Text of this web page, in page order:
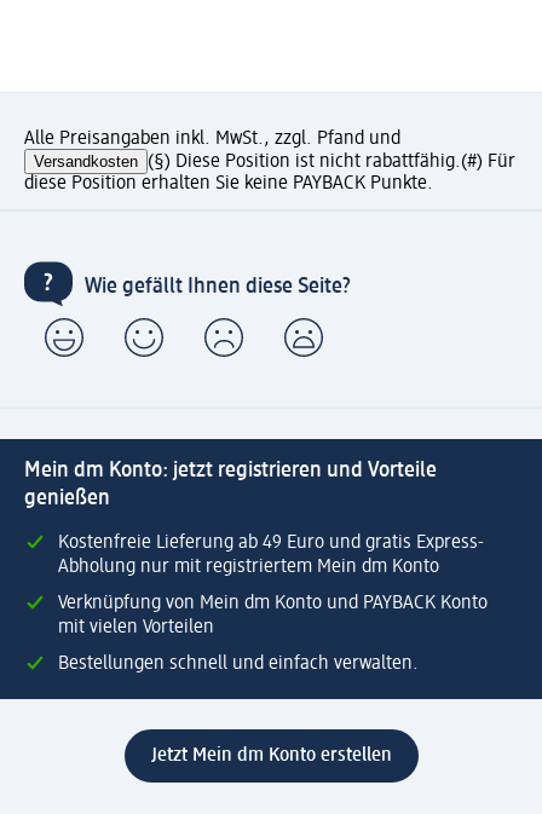
Alle Preisangaben inkl. MwSt., zzgl. Pfand und
Versandkosten (§) Diese Position ist nicht rabattfähig.(#) Für
diese Position erhalten Sie keine PAYBACK Punkte.
Wie gefällt Ihnen diese Seite?
Mein dm Konto: jetzt registrieren und Vorteile
genießen
Kostenfreie Lieferung ab 49 Euro und gratis Express-
Abholung nur mit registriertem Mein dm Konto
Verknüpfung von Mein dm Konto und PAYBACK Konto
mit vielen Vorteilen
Bestellungen schnell und einfach verwalten.
Jetzt Mein dm Konto erstellen